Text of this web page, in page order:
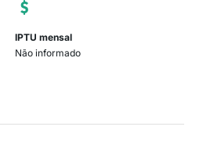
IPTU mensal
Não informado